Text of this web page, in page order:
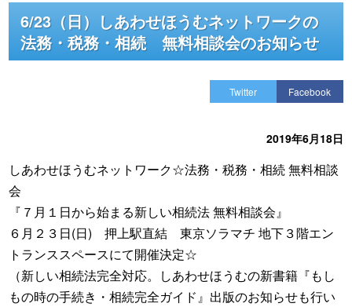
6/23（日）しあわせほうむネットワークの
法務・税務・相続 無料相談会のお知らせ
Twitter Facebook
2019年6月18日
しあわせほうむネットワーク☆法務・税務・相続 無料相談
会
『７月１日から始まる新しい相続法 無料相談会』
６月２３日(日) 押上駅直結 東京ソラマチ 地下３階エン
トランススペースにて開催決定☆
（新しい相続法完全対応。しあわせほうむの新書籍『もし
もの時の手続き・相続完全ガイド』出版のお知らせも行い